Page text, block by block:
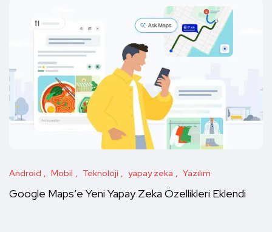
Android Mobil Teknoloji yapay zeka Yazılım
Google Maps’e Yeni Yapay Zeka Özellikleri Eklendi